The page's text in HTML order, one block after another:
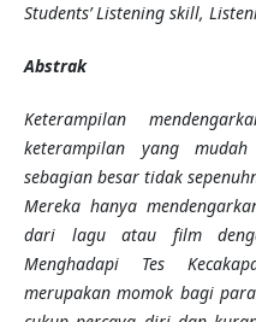
Students’ Listening skill,
Abstrak
Keterampilan
keterampilan yang
sebagian besar tidak
Mereka hanya
dari lagu atau film
Menghadapi Tes
merupakan momok bagi